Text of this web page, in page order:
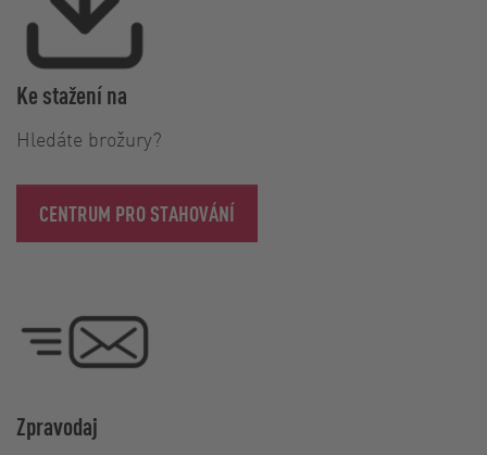
Ke stažení na
Hledáte brožury?
CENTRUM PRO STAHOVÁNÍ
Zpravodaj